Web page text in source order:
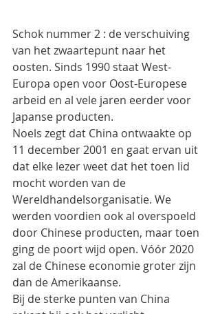
Schok nummer 2 : de verschuiving
van het zwaartepunt naar het
oosten. Sinds 1990 staat West-
Europa open voor Oost-Europese
arbeid en al vele jaren eerder voor
Japanse producten.
Noels zegt dat China ontwaakte op
11 december 2001 en gaat ervan uit
dat elke lezer weet dat het toen lid
mocht worden van de
Wereldhandelsorganisatie. We
werden voordien ook al overspoeld
door Chinese producten, maar toen
ging de poort wijd open. Vóór 2020
zal de Chinese economie groter zijn
dan de Amerikaanse.
Bij de sterke punten van China